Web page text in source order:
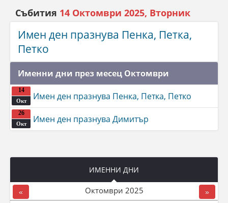
Събития 14 Октомври 2025, Вторник
Имен ден празнува Пенка, Петка,
Петко
Именни дни през месец Октомври
14
Окт Имен ден празнува Пенка, Петка, Петко
26
Окт Имен ден празнува Димитър
ИМЕННИ ДНИ
« Октомври 2025 »